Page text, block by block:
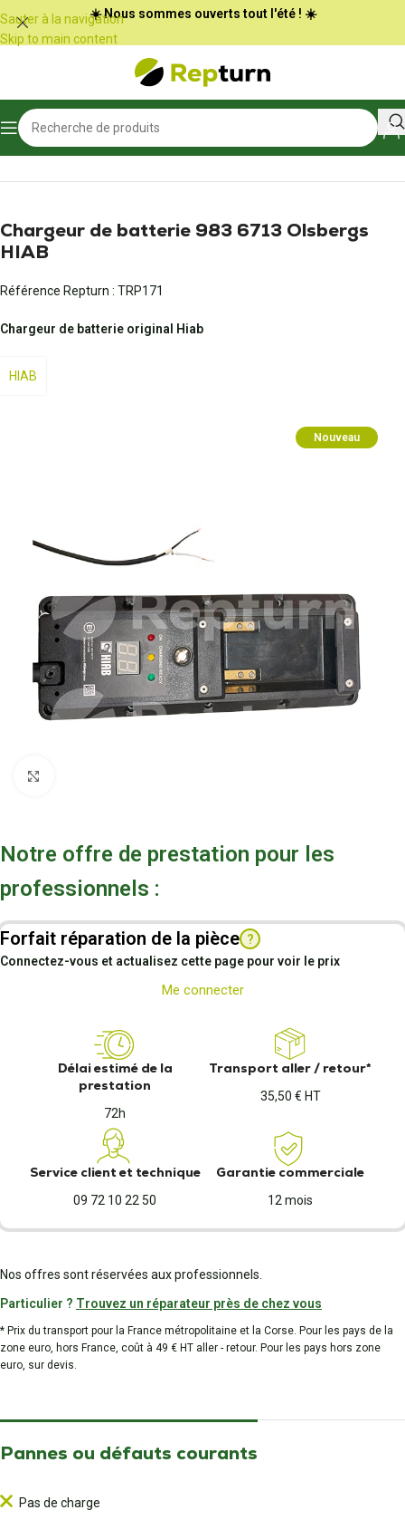
Panneau de gestion des cookies
Sauter à la navigation
Skip to main content
☀️ Nous sommes ouverts tout l'été ! ☀️
Accueil
Chargeur de batterie 983 6713 Olsbergs
HIAB
Référence Repturn : TRP171
Chargeur de batterie original Hiab
HIAB
Nouveau
Notre offre de prestation pour les
professionnels :
Forfait réparation de la pièce ?
Connectez-vous et actualisez cette page pour voir le prix
Me connecter
Délai estimé de la
prestation
72h
Transport aller / retour*
35,50 € HT
Service client et technique
09 72 10 22 50
Garantie commerciale
12 mois
Nos offres sont réservées aux professionnels.
Particulier ? Trouvez un réparateur près de chez vous
* Prix du transport pour la France métropolitaine et la Corse. Pour les pays de la
zone euro, hors France, coût à 49 € HT aller - retour. Pour les pays hors zone
euro, sur devis.
Pannes ou défauts courants
Pas de charge